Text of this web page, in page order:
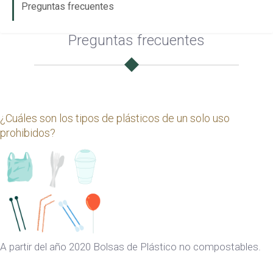
Preguntas frecuentes
Preguntas frecuentes
¿Cuáles son los tipos de plásticos de un solo uso
prohibidos?
A partir del año 2020 Bolsas de Plástico no compostables.